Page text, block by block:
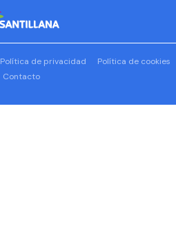
Política de privacidad
Política de cookies
Contacto